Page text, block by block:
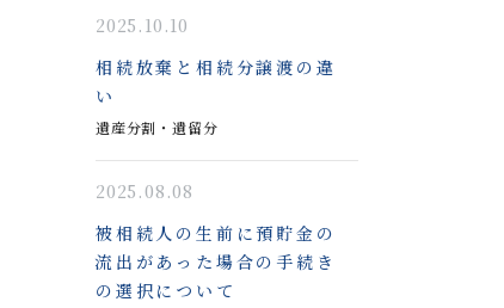
2025.10.10
相続放棄と相続分譲渡の違
い
遺産分割・遺留分
2025.08.08
被相続人の生前に預貯金の
流出があった場合の手続き
の選択について